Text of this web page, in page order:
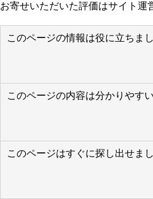
お寄せいただいた評価はサイト運
このページの情報は役に立ちま
このページの内容は分かりやす
このページはすぐに探し出せま